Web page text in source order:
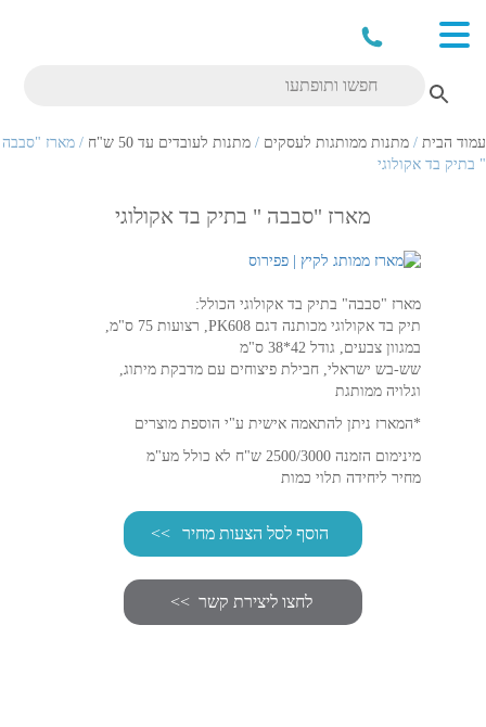
עמוד הבית / מתנות ממותגות לעסקים / מתנות לעובדים עד 50 ש"ח
/ מארז "סבבה
" בתיק בד אקולוגי
מארז "סבבה " בתיק בד אקולוגי
מארז "סבבה" בתיק בד אקולוגי הכולל:
תיק בד אקולוגי מכותנה דגם PK608, רצועות 75 ס"מ,
במגוון צבעים, גודל 42*38 ס"מ
שש-בש ישראלי, חבילת פיצוחים עם מדבקת מיתוג,
וגלויה ממותגת
*המארז ניתן להתאמה אישית ע"י הוספת מוצרים
מינימום הזמנה 2500/3000 ש"ח לא כולל מע"מ
מחיר ליחידה תלוי כמות
הוסף לסל הצעות מחיר